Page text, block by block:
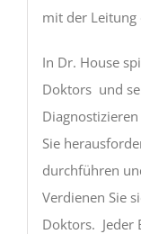
mit der Leitung
In Dr. House
Doktors und
Sie
durchführen
Verdienen Sie
Doktors. Jeder